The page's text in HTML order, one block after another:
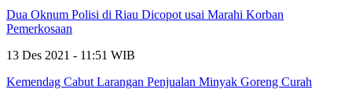
Dua Oknum Polisi di Riau Dicopot usai Marahi Korban
Pemerkosaan
13 Des 2021 - 11:51 WIB
Kemendag Cabut Larangan Penjualan Minyak Goreng Curah